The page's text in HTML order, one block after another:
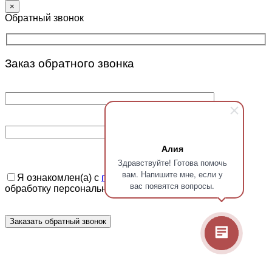
Алия
Здравствуйте! Готова помочь
вам. Напишите мне, если у
вас появятся вопросы.
×
Обратный звонок
Заказ обратного звонка
Я ознакомлен(а) с политикойи даю согласиена
обработку персональных данных.